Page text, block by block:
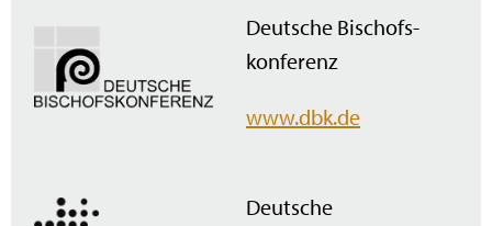
Deutsche Bischofs­
konferenz
www.dbk.de
Deutsche